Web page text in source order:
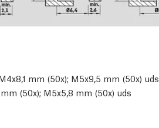
mm (50x); M5x9,5 mm (50x) uds
(50x); M5x5,8 mm (50x) uds